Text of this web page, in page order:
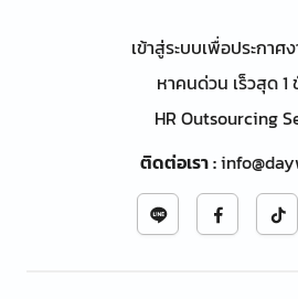
เข้าสู่ระบบเพื่อประกาศ
หาคนด่วน เร็วสุด 1
HR Outsourcing
ติดต่อเรา: